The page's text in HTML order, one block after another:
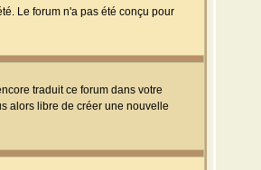
Le forum n'a pas été conçu pour
traduit ce forum dans votre
alors libre de créer une nouvelle